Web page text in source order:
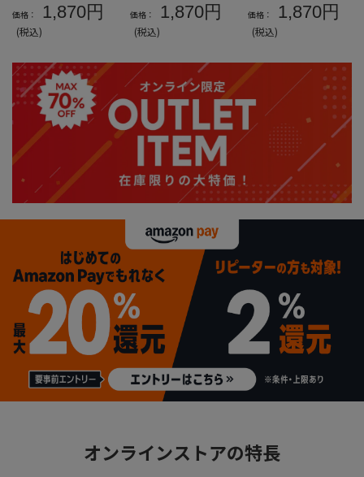
価格： 1,870円
(税込)
価格： 1,870円
(税込)
価格： 1,870円
(税込)
オンラインストアの特長